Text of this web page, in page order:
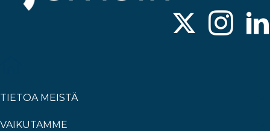
TIETOA MEISTÄ
VAIKUTAMME